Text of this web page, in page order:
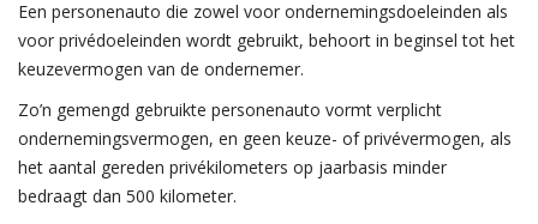
Een personenauto die zowel voor ondernemingsdoeleinden als
voor privédoeleinden wordt gebruikt, behoort in beginsel tot het
keuzevermogen van de ondernemer.
Zo’n gemengd gebruikte personenauto vormt verplicht
ondernemingsvermogen, en geen keuze- of privévermogen, als
het aantal gereden privékilometers op jaarbasis minder
bedraagt dan 500 kilometer.